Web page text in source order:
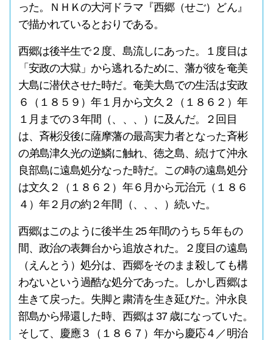
った。ＮＨＫの大河ドラマ『西郷（せご）どん』
で描かれているとおりである。
西郷は後半生で２度、島流しにあった。１度目は
「安政の大獄」から逃れるために、藩が彼を奄美
大島に潜伏させた時だ。奄美大島での生活は安政
６（１８５９）年１月から文久２（１８６２）年
１月までの３年間（、、、）に及んだ。２回目
は、斉彬没後に薩摩藩の最高実力者となった斉彬
の弟島津久光の逆鱗に触れ、徳之島、続けて沖永
良部島に遠島処分なった時だ。この時の遠島処分
は文久２（１８６２）年６月から元治元（１８６
４）年２月の約２年間（、、、）続いた。
西郷はこのように後半生 25 年間のうち５年もの
間、政治の表舞台から追放された。２度目の遠島
（えんとう）処分は、西郷をそのまま殺しても構
わないという過酷な処分であった。しかし西郷は
生きて戻った。失脚と粛清を生き延びた。沖永良
部島から帰還した時、西郷は 37 歳になっていた。
そして、慶應３（１８６７）年から慶応４／明治